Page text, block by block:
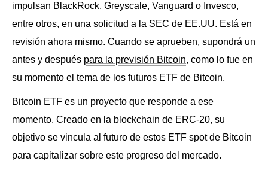
impulsan BlackRock, Greyscale, Vanguard o Invesco,
entre otros, en una solicitud a la SEC de EE.UU. Está en
revisión ahora mismo. Cuando se aprueben, supondrá un
antes y después para la previsión Bitcoin, como lo fue en
su momento el tema de los futuros ETF de Bitcoin.
Bitcoin ETF es un proyecto que responde a ese
momento. Creado en la blockchain de ERC-20, su
objetivo se vincula al futuro de estos ETF spot de Bitcoin
para capitalizar sobre este progreso del mercado.